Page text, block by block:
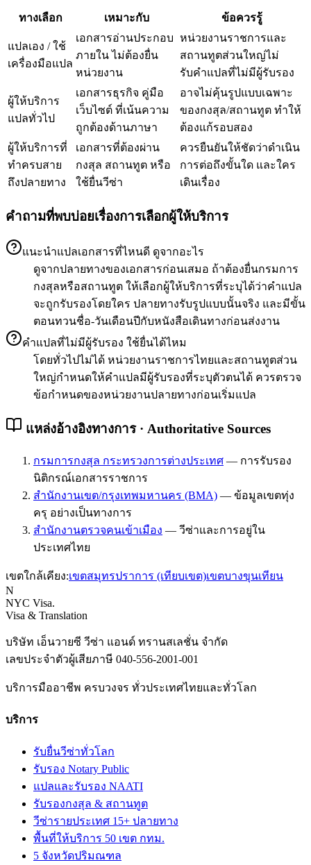
ทางเลือก เหมาะกับ ข้อควรรู้
แปลเอง / ใช้
เครื่องมือแปล
เอกสารอ่านประกอบ
ภายใน ไม่ต้องยื่น
หน่วยงาน
หน่วยงานราชการและ
สถานทูตส่วนใหญ่ไม่
รับคำแปลที่ไม่มีผู้รับรอง
ผู้ให้บริการ
แปลทั่วไป
เอกสารธุรกิจ คู่มือ
เว็บไซต์ ที่เน้นความ
ถูกต้องด้านภาษา
อาจไม่คุ้นรูปแบบเฉพาะ
ของกงสุล/สถานทูต ทำให้
ต้องแก้รอบสอง
ผู้ให้บริการที่
ทำครบสาย
ถึงปลายทาง
เอกสารที่ต้องผ่าน
กงสุล สถานทูต หรือ
ใช้ยื่นวีซ่า
ควรยืนยันให้ชัดว่าดำเนิน
การต่อถึงขั้นใด และใคร
เดินเรื่อง
คำถามที่พบบ่อยเรื่องการเลือกผู้ให้บริการ
แนะนำแปลเอกสารที่ไหนดี ดูจากอะไร
ดูจากปลายทางของเอกสารก่อนเสมอ ถ้าต้องยื่นกรมการ
กงสุลหรือสถานทูต ให้เลือกผู้ให้บริการที่ระบุได้ว่าคำแปล
จะถูกรับรองโดยใคร ปลายทางรับรูปแบบนั้นจริง และมีขั้น
ตอนทวนชื่อ-วันเดือนปีกับหนังสือเดินทางก่อนส่งงาน
คำแปลที่ไม่มีผู้รับรอง ใช้ยื่นได้ไหม
โดยทั่วไปไม่ได้ หน่วยงานราชการไทยและสถานทูตส่วน
ใหญ่กำหนดให้คำแปลมีผู้รับรองที่ระบุตัวตนได้ ควรตรวจ
ข้อกำหนดของหน่วยงานปลายทางก่อนเริ่มแปล
แหล่งอ้างอิงทางการ · Authoritative Sources
กรมการกงสุล กระทรวงการต่างประเทศ — การรับรอง
นิติกรณ์เอกสารราชการ
สำนักงานเขต/กรุงเทพมหานคร (BMA) — ข้อมูลเขตทุ่ง
ครุ อย่างเป็นทางการ
สำนักงานตรวจคนเข้าเมือง — วีซ่าและการอยู่ใน
ประเทศไทย
เขตใกล้เคียง:เขตสมุทรปราการ (เทียบเขต)เขตบางขุนเทียน
N
NYC Visa.
Visa & Translation
บริษัท เอ็นวายซี วีซ่า แอนด์ ทรานสเลชั่น จำกัด
เลขประจำตัวผู้เสียภาษี 040-556-2001-001
บริการมืออาชีพ ครบวงจร ทั่วประเทศไทยและทั่วโลก
บริการ
รับยื่นวีซ่าทั่วโลก
รับรอง Notary Public
แปลและรับรอง NAATI
รับรองกงสุล & สถานทูต
วีซ่ารายประเทศ 15+ ปลายทาง
พื้นที่ให้บริการ 50 เขต กทม.
5 จังหวัดปริมณฑล